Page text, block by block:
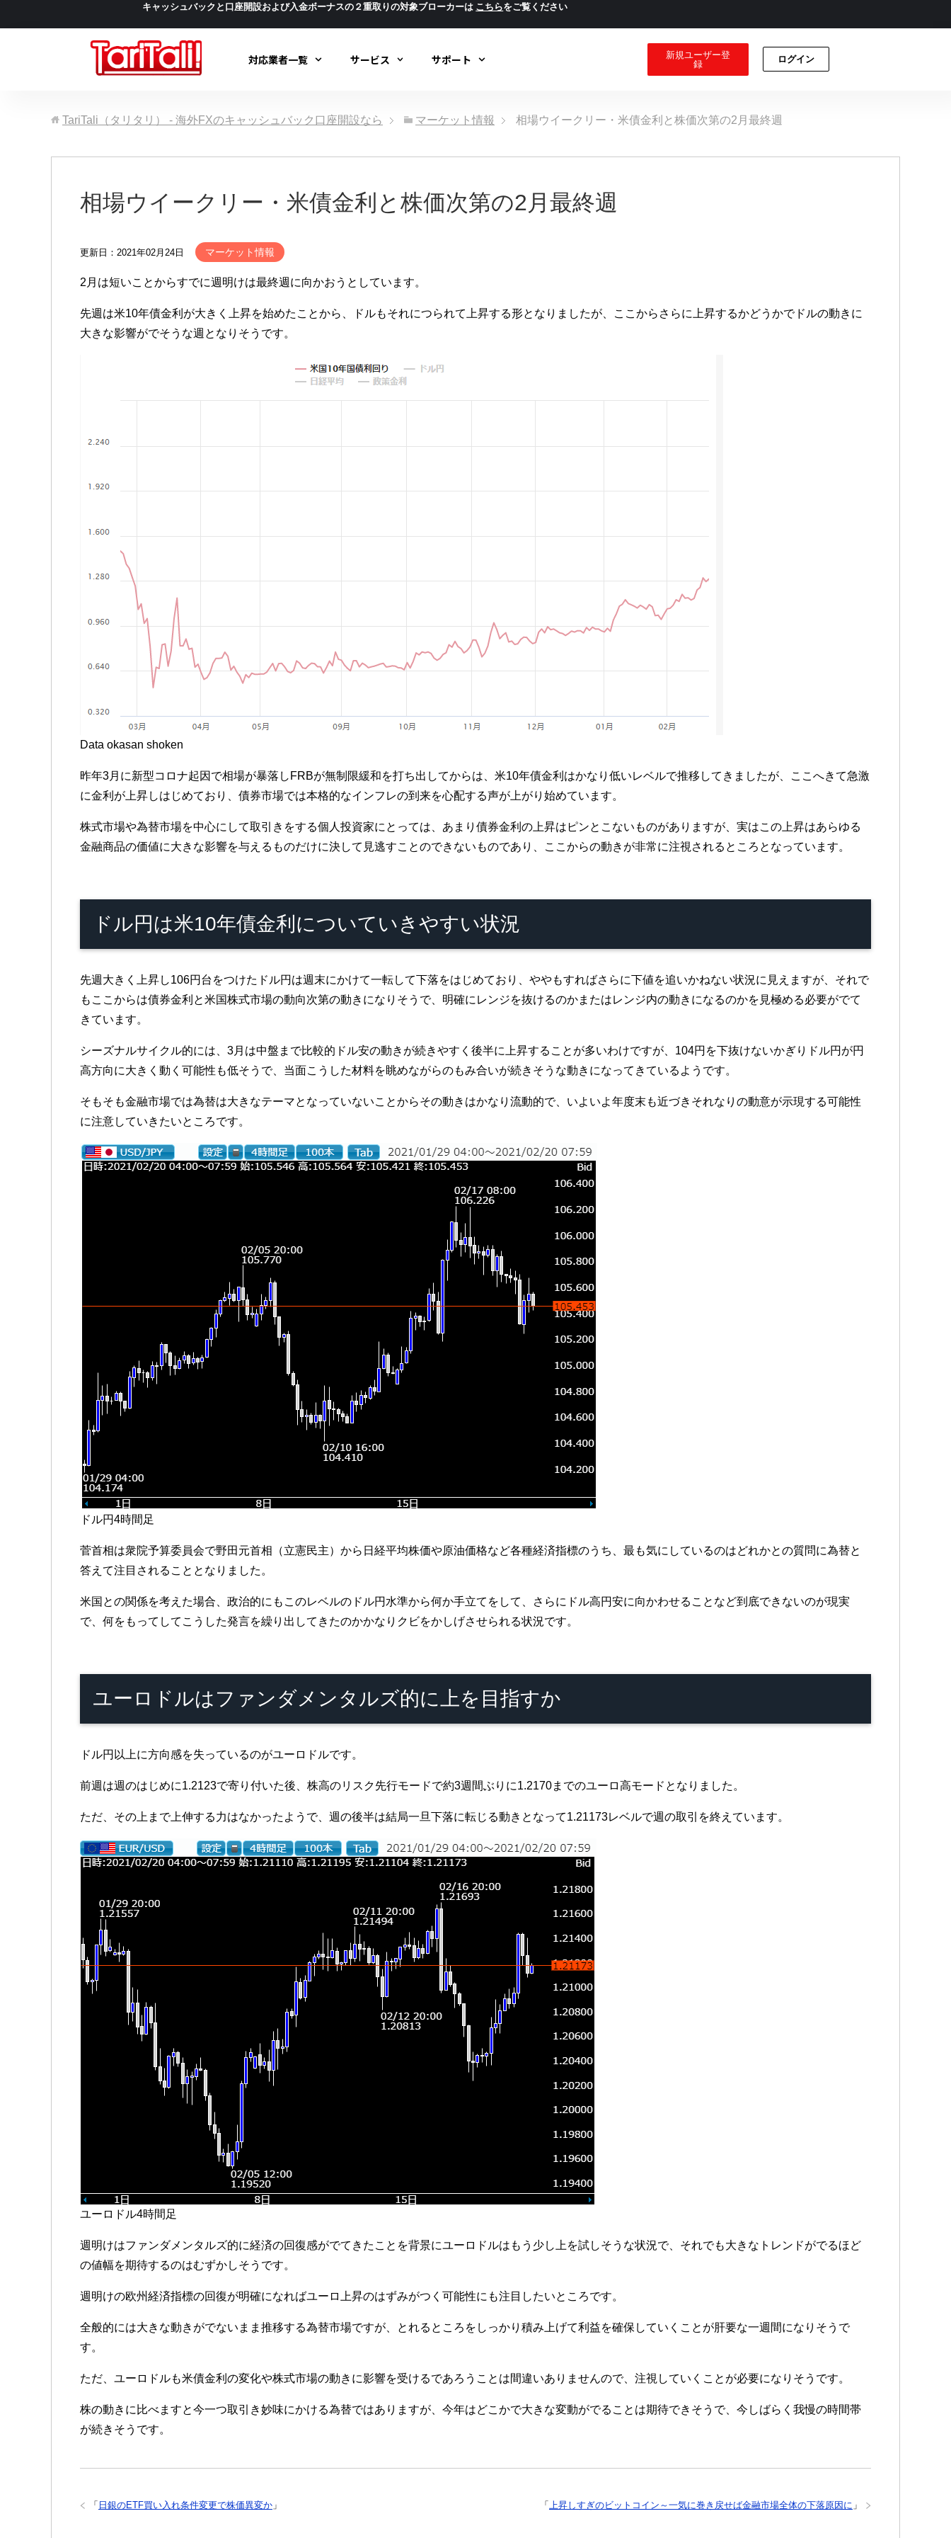
キャッシュバックと口座開設および入金ボーナスの２重取りの対象ブローカーは こちらをご覧ください
対応業者一覧 サービス サポート
新規ユーザー登
録
ログイン
TariTali（タリタリ） - 海外FXのキャッシュバック口座開設なら マーケット情報 相場ウイークリー・米債金利と株価次第の2月最終週
相場ウイークリー・米債金利と株価次第の2月最終週
更新日：2021年02月24日 マーケット情報
2月は短いことからすでに週明けは最終週に向かおうとしています。
先週は米10年債金利が大きく上昇を始めたことから、ドルもそれにつられて上昇する形となりましたが、ここからさらに上昇するかどうかでドルの動きに
大きな影響がでそうな週となりそうです。
Data okasan shoken
昨年3月に新型コロナ起因で相場が暴落しFRBが無制限緩和を打ち出してからは、米10年債金利はかなり低いレベルで推移してきましたが、ここへきて急激
に金利が上昇しはじめており、債券市場では本格的なインフレの到来を心配する声が上がり始めています。
株式市場や為替市場を中心にして取引きをする個人投資家にとっては、あまり債券金利の上昇はピンとこないものがありますが、実はこの上昇はあらゆる
金融商品の価値に大きな影響を与えるものだけに決して見逃すことのできないものであり、ここからの動きが非常に注視されるところとなっています。
ドル円は米10年債金利についていきやすい状況
先週大きく上昇し106円台をつけたドル円は週末にかけて一転して下落をはじめており、ややもすればさらに下値を追いかねない状況に見えますが、それで
もここからは債券金利と米国株式市場の動向次第の動きになりそうで、明確にレンジを抜けるのかまたはレンジ内の動きになるのかを見極める必要がでて
きています。
シーズナルサイクル的には、3月は中盤まで比較的ドル安の動きが続きやすく後半に上昇することが多いわけですが、104円を下抜けないかぎりドル円が円
高方向に大きく動く可能性も低そうで、当面こうした材料を眺めながらのもみ合いが続きそうな動きになってきているようです。
そもそも金融市場では為替は大きなテーマとなっていないことからその動きはかなり流動的で、いよいよ年度末も近づきそれなりの動意が示現する可能性
に注意していきたいところです。
ドル円4時間足
菅首相は衆院予算委員会で野田元首相（立憲民主）から日経平均株価や原油価格など各種経済指標のうち、最も気にしているのはどれかとの質問に為替と
答えて注目されることとなりました。
米国との関係を考えた場合、政治的にもこのレベルのドル円水準から何か手立てをして、さらにドル高円安に向かわせることなど到底できないのが現実
で、何をもってしてこうした発言を繰り出してきたのかかなりクビをかしげさせられる状況です。
ユーロドルはファンダメンタルズ的に上を目指すか
ドル円以上に方向感を失っているのがユーロドルです。
前週は週のはじめに1.2123で寄り付いた後、株高のリスク先行モードで約3週間ぶりに1.2170までのユーロ高モードとなりました。
ただ、その上まで上伸する力はなかったようで、週の後半は結局一旦下落に転じる動きとなって1.21173レベルで週の取引を終えています。
ユーロドル4時間足
週明けはファンダメンタルズ的に経済の回復感がでてきたことを背景にユーロドルはもう少し上を試しそうな状況で、それでも大きなトレンドがでるほど
の値幅を期待するのはむずかしそうです。
週明けの欧州経済指標の回復が明確になればユーロ上昇のはずみがつく可能性にも注目したいところです。
全般的には大きな動きがでないまま推移する為替市場ですが、とれるところをしっかり積み上げて利益を確保していくことが肝要な一週間になりそうで
す。
ただ、ユーロドルも米債金利の変化や株式市場の動きに影響を受けるであろうことは間違いありませんので、注視していくことが必要になりそうです。
株の動きに比べますと今一つ取引き妙味にかける為替ではありますが、今年はどこかで大きな変動がでることは期待できそうで、今しばらく我慢の時間帯
が続きそうです。
「 上昇しすぎのビットコイン～一気に巻き戻せば金融市場全体の下落原因に 」
「 日銀のETF買い入れ条件変更で株価異変か 」